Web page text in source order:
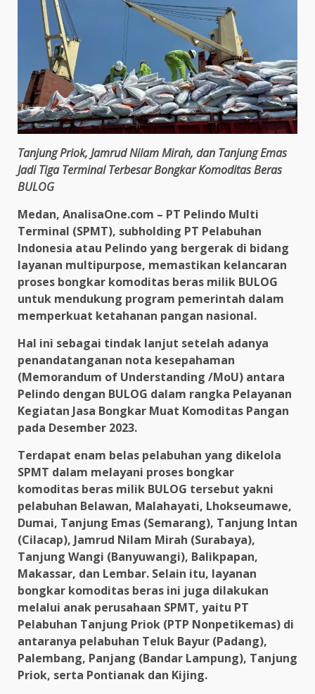
Tanjung Priok, Jamrud Nilam Mirah, dan Tanjung Emas
Jadi Tiga Terminal Terbesar Bongkar Komoditas Beras
BULOG
Medan, AnalisaOne.com – PT Pelindo Multi
Terminal (SPMT), subholding PT Pelabuhan
Indonesia atau Pelindo yang bergerak di bidang
layanan multipurpose, memastikan kelancaran
proses bongkar komoditas beras milik BULOG
untuk mendukung program pemerintah dalam
memperkuat ketahanan pangan nasional.
Hal ini sebagai tindak lanjut setelah adanya
penandatanganan nota kesepahaman
(Memorandum of Understanding /MoU) antara
Pelindo dengan BULOG dalam rangka Pelayanan
Kegiatan Jasa Bongkar Muat Komoditas Pangan
pada Desember 2023.
Terdapat enam belas pelabuhan yang dikelola
SPMT dalam melayani proses bongkar
komoditas beras milik BULOG tersebut yakni
pelabuhan Belawan, Malahayati, Lhokseumawe,
Dumai, Tanjung Emas (Semarang), Tanjung Intan
(Cilacap), Jamrud Nilam Mirah (Surabaya),
Tanjung Wangi (Banyuwangi), Balikpapan,
Makassar, dan Lembar. Selain itu, layanan
bongkar komoditas beras ini juga dilakukan
melalui anak perusahaan SPMT, yaitu PT
Pelabuhan Tanjung Priok (PTP Nonpetikemas) di
antaranya pelabuhan Teluk Bayur (Padang),
Palembang, Panjang (Bandar Lampung), Tanjung
Priok, serta Pontianak dan Kijing.